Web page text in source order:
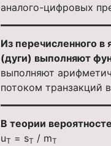
аналого-цифровых
Из перечисленного в
(дуги) выполняют
выполняют
потоком транзакций
В теории
uТ = sТ / mТ